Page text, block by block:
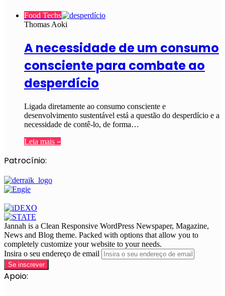
Food Techs
Thomas Aoki
A necessidade de um consumo
consciente para combate ao
desperdício
Ligada diretamente ao consumo consciente e
desenvolvimento sustentável está a questão do desperdício e a
necessidade de contê-lo, de forma…
Leia mais »
Patrocínio:
Jannah is a Clean Responsive WordPress Newspaper, Magazine,
News and Blog theme. Packed with options that allow you to
completely customize your website to your needs.
Insira o seu endereço de email
Apoio: